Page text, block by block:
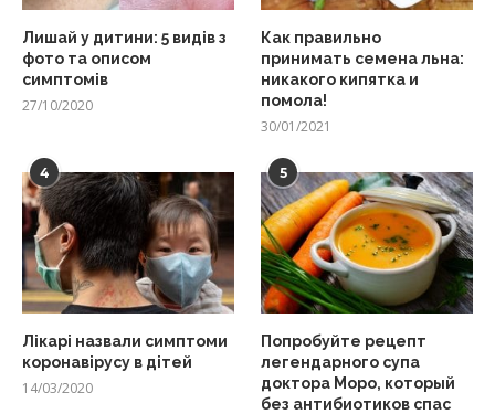
Лишай у дитини: 5 видів з
фото та описом
симптомів
27/10/2020
Как правильно
принимать семена льна:
никакого кипятка и
помола!
30/01/2021
4
Лікарі назвали симптоми
коронавірусу в дітей
14/03/2020
5
Попробуйте рецепт
легендарного супа
доктора Моро, который
без антибиотиков спас